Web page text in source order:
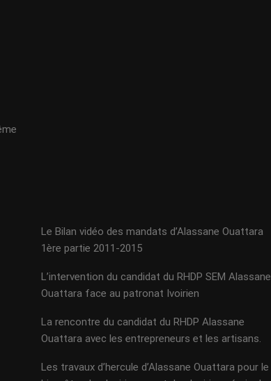
Le Bilan vidéo des mandats d’Alassane Ouattara
1ère partie 2011-2015
L’intervention du candidat du RHDP SEM Alassane
Ouattara face au patronat Ivoirien
La rencontre du candidat du RHDP Alassane
Ouattara avec les entrepreneurs et les artisans.
Les travaux d’hercule d’Alassane Ouattara pour le